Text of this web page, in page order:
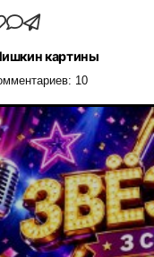
картины
10